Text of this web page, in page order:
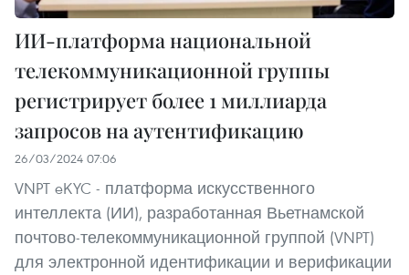
ИИ-платформа национальной
телекоммуникационной группы
регистрирует более 1 миллиарда
запросов на аутентификацию
26/03/2024 07:06
VNPT eKYC - платформа искусственного
интеллекта (ИИ), разработанная Вьетнамской
почтово-телекоммуникационной группой (VNPT)
для электронной идентификации и верификации